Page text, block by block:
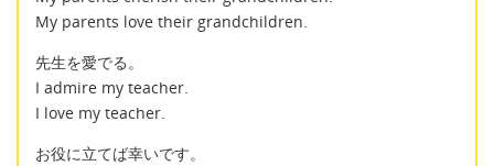
My parents love their grandchildren.
先生を愛でる。
I admire my teacher.
I love my teacher.
お役に立てば幸いです。